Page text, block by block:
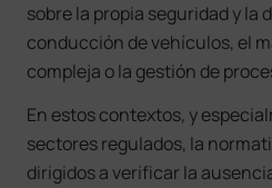
sobre la propia seguridad y la
conducción de vehículos, el
compleja o la gestión de
En estos contextos, y
sectores regulados, la
dirigidos a verificar la